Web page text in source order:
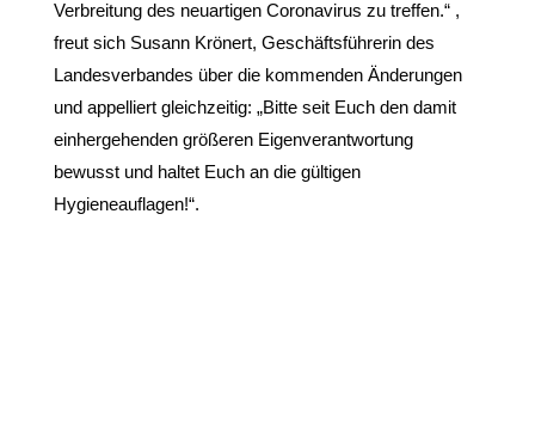
Verbreitung des neuartigen Coronavirus zu treffen.“ ,
freut sich Susann Krönert, Geschäftsführerin des
Landesverbandes über die kommenden Änderungen
und appelliert gleichzeitig: „Bitte seit Euch den damit
einhergehenden größeren Eigenverantwortung
bewusst und haltet Euch an die gültigen
Hygieneauflagen!“.